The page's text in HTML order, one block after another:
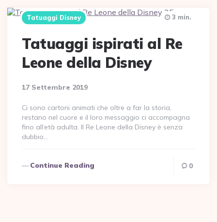
Tatuaggi Disney
Tatuaggi ispirati al Re
Leone della Disney
17 Settembre 2019
3 min.
Ci sono cartoni animati che oltre a far la storia,
restano nel cuore e il loro messaggio ci accompagna
fino all’età adulta. Il Re Leone della Disney è senza
dubbio…
Continue Reading 0